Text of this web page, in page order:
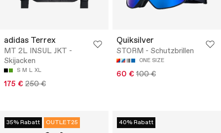
adidas Terrex
MT 2L INSUL JKT -
Skijacken
S M L XL
175 € 250 €
Quiksilver
STORM - Schutzbrillen
ONE SIZE
60 € 100 €
35% Rabatt OUTLET25 40% Rabatt